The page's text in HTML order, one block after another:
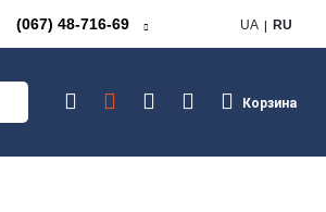
(067) 48-716-69 UA RU
Корзина